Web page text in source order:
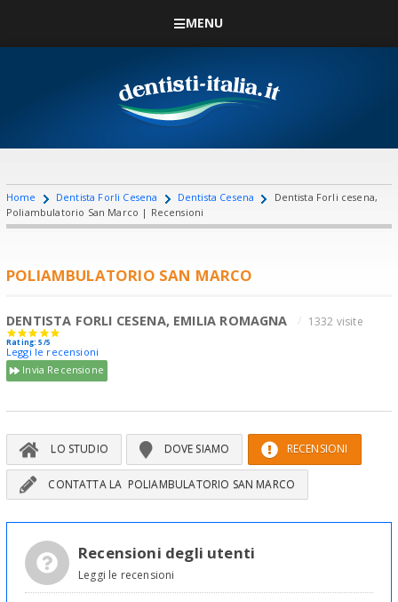
MENU
Home Dentista Forli Cesena Dentista Cesena
Dentista Forli cesena,
Poliambulatorio San Marco | Recensioni
POLIAMBULATORIO SAN MARCO
DENTISTA FORLI CESENA, EMILIA ROMAGNA 1332 visite
Rating: 5/5
Leggi le recensioni
Invia Recensione
LO STUDIO DOVE SIAMO RECENSIONI
CONTATTA LA POLIAMBULATORIO SAN MARCO
Recensioni degli utenti
Leggi le recensioni